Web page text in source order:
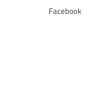
Facebook